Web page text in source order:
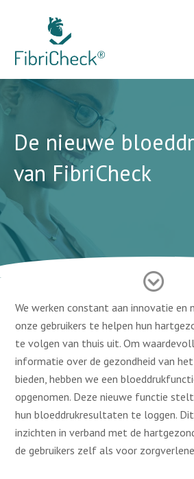
De nieuwe
van FibriCheck
We werken constant aan innovatie en
onze gebruikers te helpen hun
te volgen van thuis uit. Om
informatie over de gezondheid van
bieden, hebben we een
opgenomen. Deze nieuwe functie
hun bloeddrukresultaten te loggen.
inzichten in verband met de
de gebruikers zelf als voor